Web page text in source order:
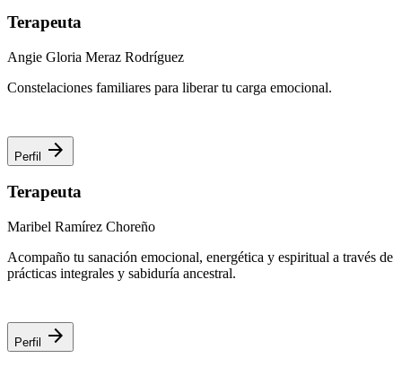
Terapeuta
Angie Gloria Meraz Rodríguez
Constelaciones familiares para liberar tu carga emocional.
Perfil arrow_forward
Terapeuta
Maribel Ramírez Choreño
Acompaño tu sanación emocional, energética y espiritual a través de
prácticas integrales y sabiduría ancestral.
Perfil arrow_forward